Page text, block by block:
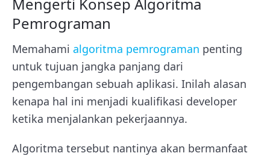
Pemrograman
Memahami algoritma pemrograman penting
untuk tujuan jangka panjang dari
pengembangan sebuah aplikasi. Inilah alasan
kenapa hal ini menjadi kualifikasi developer
ketika menjalankan pekerjaannya.
Algoritma tersebut nantinya akan bermanfaat